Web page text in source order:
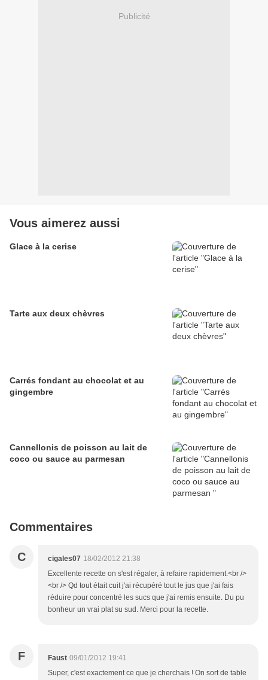
Publicité
Vous aimerez aussi
Glace à la cerise
Tarte aux deux chèvres
Carrés fondant au chocolat et au
gingembre
Cannellonis de poisson au lait de
coco ou sauce au parmesan
Commentaires
C cigales07 18/02/2012 21:38
Excellente recette on s'est régaler, à refaire rapidement.<br />
<br /> Qd tout était cuit j'ai récupéré tout le jus que j'ai fais
réduire pour concentré les sucs que j'ai remis ensuite. Du pu
bonheur un vrai plat su sud. Merci pour la recette.
F Faust 09/01/2012 19:41
Super, c'est exactement ce que je cherchais ! On sort de table